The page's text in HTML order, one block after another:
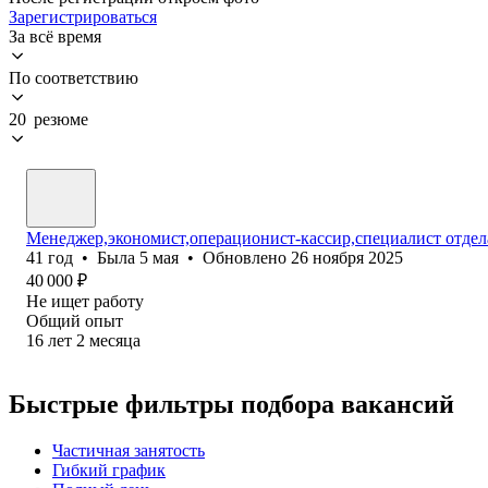
Зарегистрироваться
За всё время
По соответствию
20 резюме
Менеджер,экономист,операционист-кассир,специалист
41 год • Была 5 мая • Обновлено 26 ноября 2025
40 000 ₽
Не ищет работу
Общий опыт
16 лет 2 месяца
Быстрые фильтры подбора вакансий
Частичная занятость
Гибкий график